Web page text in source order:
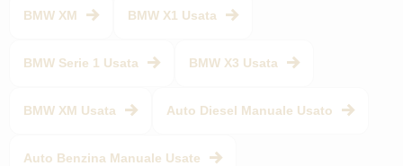
BMW XM BMW X1 Usata
BMW Serie 1 Usata BMW X3 Usata
BMW XM Usata Auto Diesel Manuale Usato
Auto Benzina Manuale Usate